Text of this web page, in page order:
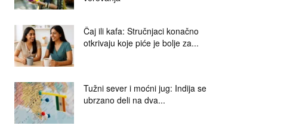
Čaj ili kafa: Stručnjaci konačno
otkrivaju koje piće je bolje za...
Tužni sever i moćni jug: Indija se
ubrzano deli na dva...